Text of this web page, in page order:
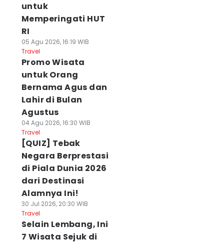
untuk
Memperingati HUT
RI
05 Agu 2026, 16:19 WIB
Travel
Promo Wisata
untuk Orang
Bernama Agus dan
Lahir di Bulan
Agustus
04 Agu 2026, 16:30 WIB
Travel
[QUIZ] Tebak
Negara Berprestasi
di Piala Dunia 2026
dari Destinasi
Alamnya Ini!
30 Jul 2026, 20:30 WIB
Travel
Selain Lembang, Ini
7 Wisata Sejuk di